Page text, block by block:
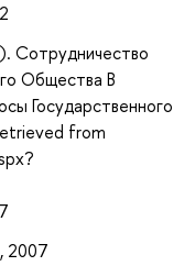
Сотрудничество
Общества В
Государственного
from
2007